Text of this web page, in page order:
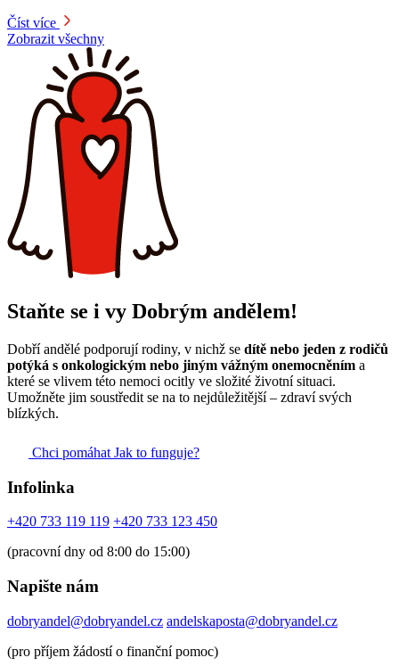
Číst více
Zobrazit všechny
Staňte se i vy Dobrým andělem!
Dobří andělé podporují rodiny, v nichž se dítě nebo jeden z rodičů
potýká s onkologickým nebo jiným vážným onemocněním a
které se vlivem této nemoci ocitly ve složité životní situaci.
Umožněte jim soustředit se na to nejdůležitější – zdraví svých
blízkých.
Chci pomáhat Jak to funguje?
Infolinka
+420 733 119 119 +420 733 123 450
(pracovní dny od 8:00 do 15:00)
Napište nám
dobryandel@dobryandel.cz andelskaposta@dobryandel.cz
(pro příjem žádostí o finanční pomoc)